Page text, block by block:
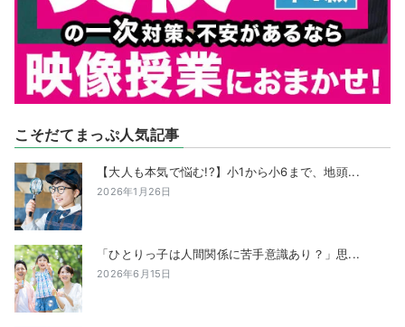
こそだてまっぷ人気記事
【大人も本気で悩む!?】小1から小6まで、地頭...
2026年1月26日
「ひとりっ子は人間関係に苦手意識あり？」思...
2026年6月15日